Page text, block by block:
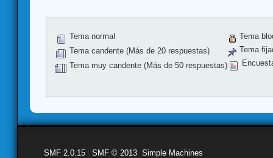
Tema normal
Tema candente (Más de 20 respuestas)
Tema muy candente (Más de 50 respuestas)
Tema
Tema
SMF 2.0.15 SMF © 2013 Simple Machines